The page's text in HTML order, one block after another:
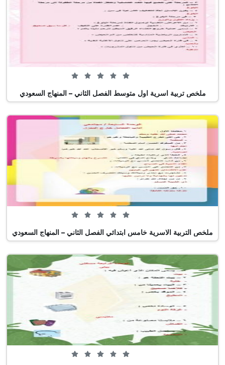
0 من 5 (0 تصويت)
ملخص تربية اسرية اول متوسط الفصل الثاني – المنهاج السعودي
0 من 5 (0 تصويت)
ملخص التربية الاسرية خامس ابتدائي الفصل الثاني – المنهاج السعودي
0 من 5 (0 تصويت)